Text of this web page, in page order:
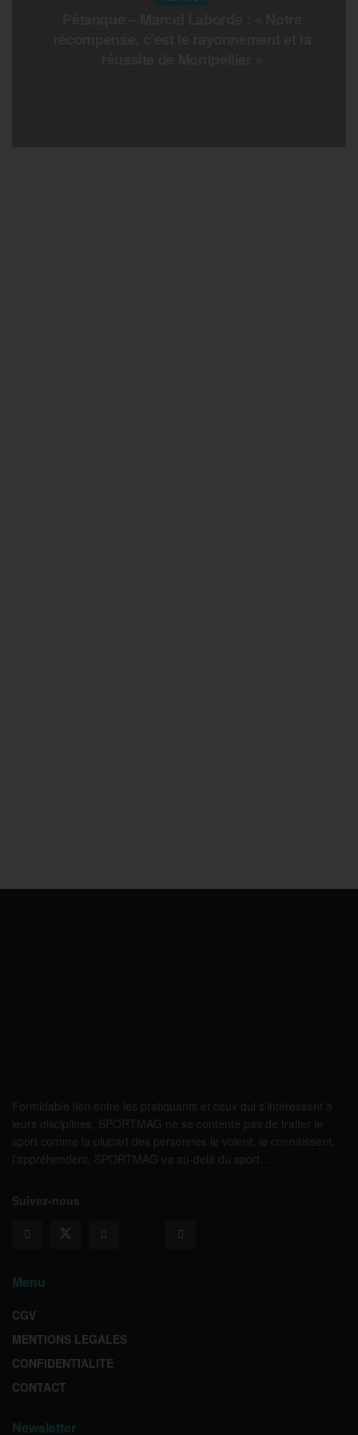
Formidable lien entre les pratiquants et ceux qui s’intéressent à
leurs disciplines, SPORTMAG ne se contente pas de traiter le
sport comme la plupart des personnes le voient, le connaissent,
l’appréhendent. SPORTMAG va au-delà du sport…
Suivez-nous
Menu
CGV
MENTIONS LEGALES
CONFIDENTIALITE
CONTACT
Newsletter